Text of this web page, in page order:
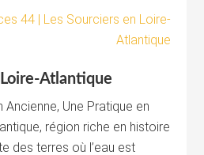
Atlantique
Une Pratique en
région riche en histoire
des terres où l’eau est